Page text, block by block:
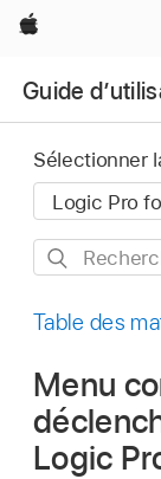
Apple
Guide
Sélectionner
Rechercher
ce
Table des
Menu
Logic